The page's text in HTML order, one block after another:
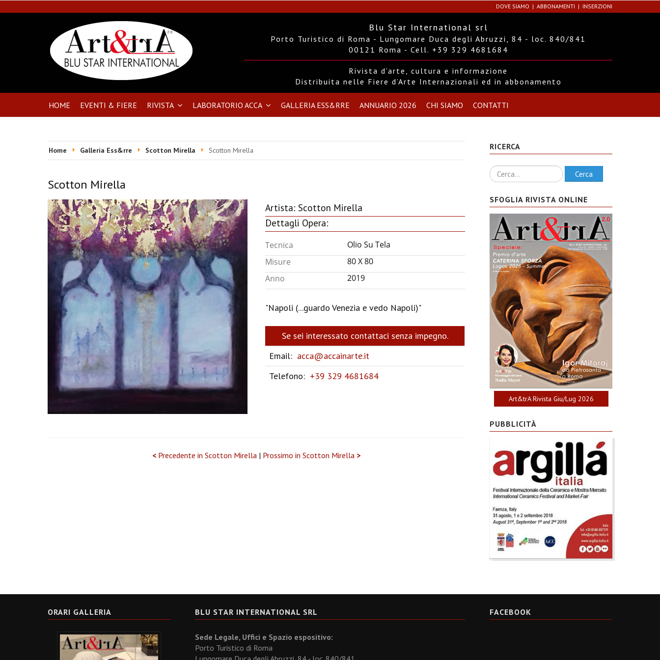
DOVE SIAMO ABBONAMENTI INSERZIONI
Blu Star International srl
Porto Turistico di Roma - Lungomare Duca degli Abruzzi, 84 - loc. 840/841
00121 Roma - Cell. +39 329 4681684
Rivista d’arte, cultura e informazione
Distribuita nelle Fiere d’Arte Internazionali ed in abbonamento
HOME EVENTI & FIERE RIVISTA LABORATORIO ACCA GALLERIA ESS&RRE ANNUARIO 2026 CHI SIAMO CONTATTI
Home Galleria Ess&rre Scotton Mirella Scotton Mirella
Scotton Mirella
Artista: Scotton Mirella
Dettagli Opera:
Tecnica
Olio Su Tela
Misure
80 X 80
Anno
2019
"Napoli (...guardo Venezia e vedo Napoli)"
Se sei interessato contattaci senza impegno.
Email: acca@accainarte.it
Telefono: +39 329 4681684
< Precedente in Scotton Mirella | Prossimo in Scotton Mirella >
RICERCA
Ricerca Cerca
SFOGLIA RIVISTA ONLINE
Art&trA Rivista Giu/Lug 2026
PUBBLICITÀ
ORARI GALLERIA BLU STAR INTERNATIONAL SRL
Sede Legale, Uffici e Spazio espositivo:
Porto Turistico di Roma
FACEBOOK